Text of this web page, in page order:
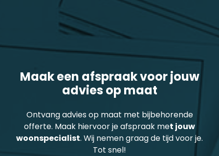
Maak een afspraak voor jouw
advies op maat
Ontvang advies op maat met bijbehorende
offerte. Maak hiervoor je afspraak met jouw
woonspecialist. Wij nemen graag de tijd voor je.
Tot snel!